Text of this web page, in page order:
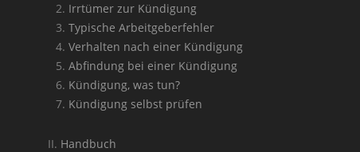
Irrtümer zur Kündigung
Typische Arbeitgeberfehler
Verhalten nach einer Kündigung
Abfindung bei einer Kündigung
Kündigung, was tun?
Kündigung selbst prüfen
Handbuch